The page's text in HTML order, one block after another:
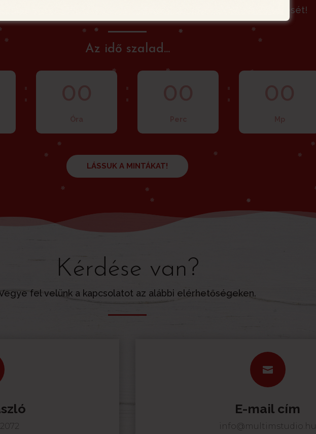
15. 23:59-ig fogadjuk Karácsonyi Videó Képeslap rendelését!
Az idő szalad...
LÁSSUK A MINTÁKAT!
Kérdése van?
fel velünk a kapcsolatot az alábbi elérhetőségeken.

E-mail cím
info@multimstudio.hu